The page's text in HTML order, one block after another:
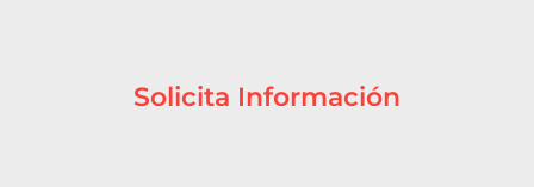
Solicita Información